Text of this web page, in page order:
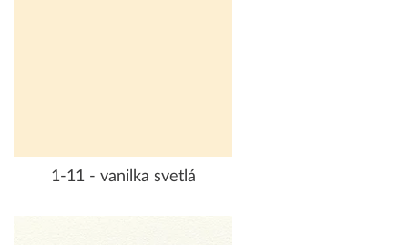
1-11 - vanilka svetlá